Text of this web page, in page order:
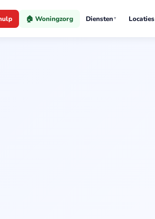
🏠 Woningzorg Diensten▼ Locaties